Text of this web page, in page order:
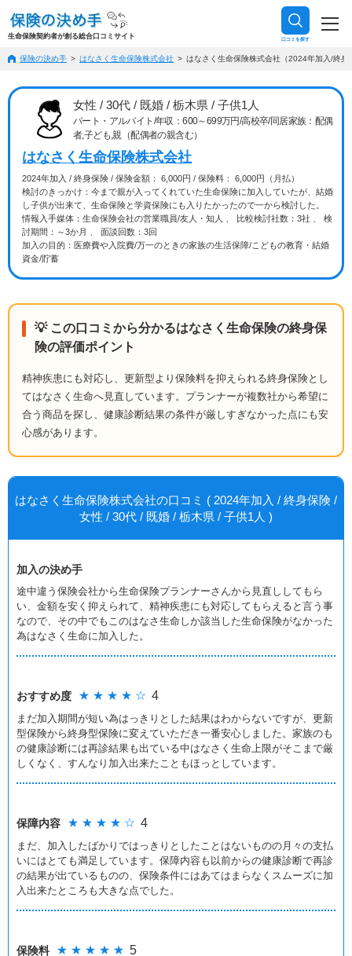
生命保険契約者が創る総合口コミサイト 口コミを探す
保険の決め手 はなさく生命保険株式会社 はなさく生命保険株式会社（2024年加入/終
女性 / 30代 / 既婚 / 栃木県 / 子供1人
パート・アルバイト/年収：600～699万円/高校卒/同居家族：配偶
者,子ども,親（配偶者の親含む）
はなさく生命保険株式会社
2024年加入 / 終身保険 / 保険金額： 6,000円 / 保険料： 6,000円（月払）
検討のきっかけ：今まで親が入ってくれていた生命保険に加入していたが、結婚
し子供が出来て、生命保険と学資保険にも入りたかったので一から検討した。
情報入手媒体：生命保険会社の営業職員/友人・知人 、 比較検討社数：3社 、 検
討期間：～3か月 、 面談回数：3回
加入の目的：医療費や入院費/万一のときの家族の生活保障/こどもの教育・結婚
資金/貯蓄
💡 この口コミから分かるはなさく生命保険の終身保
険の評価ポイント
精神疾患にも対応し、更新型より保険料を抑えられる終身保険とし
てはなさく生命へ見直しています。プランナーが複数社から希望に
合う商品を探し、健康診断結果の条件が厳しすぎなかった点にも安
心感があります。
はなさく生命保険株式会社の口コミ ( 2024年加入 / 終身保険 /
女性 / 30代 / 既婚 / 栃木県 / 子供1人 )
加入の決め手
途中違う保険会社から生命保険プランナーさんから見直ししてもら
い、金額を安く抑えられて、精神疾患にも対応してもらえると言う事
なので、その中でもこのはなさ生命しか該当した生命保険がなかった
為はなさく生命に加入した。
おすすめ度 ★ ★ ★ ★ ☆ 4
まだ加入期間が短い為はっきりとした結果はわからないですが、更新
型保険から終身型保険に変えていただき一番安心しました。家族のも
の健康診断には再診結果も出ている中はなさく生命上限がそこまで厳
しくなく、すんなり加入出来たこともほっとしています。
保障内容 ★ ★ ★ ★ ☆ 4
まだ、加入したばかりではっきりとしたことはないものの月々の支払
いにはとても満足しています。保障内容も以前からの健康診断で再診
の結果が出ているものの、保険条件にはあてはまらなくスムーズに加
入出来たところも大きな点でした。
保険料 ★ ★ ★ ★ ★ 5